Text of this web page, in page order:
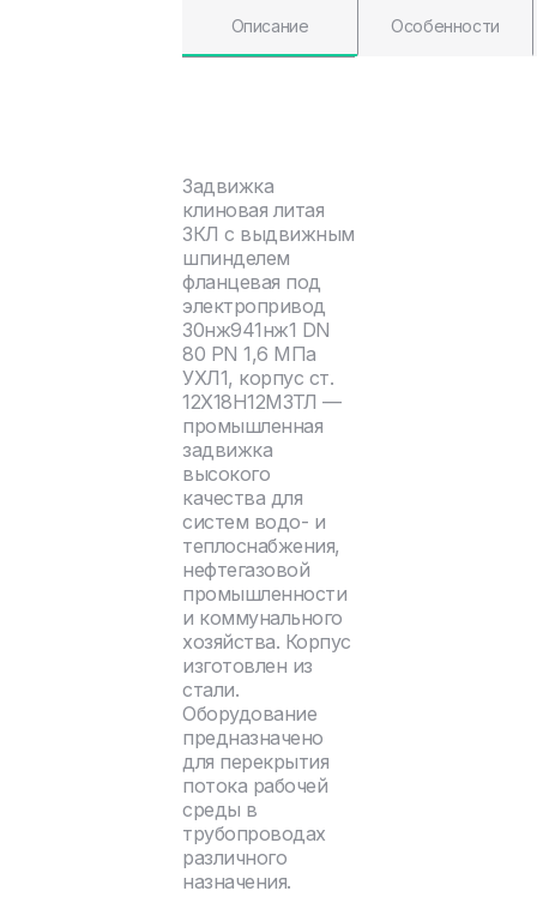
Описание Особенности
Задвижка
клиновая литая
ЗКЛ с выдвижным
шпинделем
фланцевая под
электропривод
30нж941нж1 DN
80 PN 1,6 МПа
УХЛ1, корпус ст.
12Х18Н12М3ТЛ —
промышленная
задвижка
высокого
качества для
систем водо- и
теплоснабжения,
нефтегазовой
промышленности
и коммунального
хозяйства. Корпус
изготовлен из
стали.
Оборудование
предназначено
для перекрытия
потока рабочей
среды в
трубопроводах
различного
назначения.